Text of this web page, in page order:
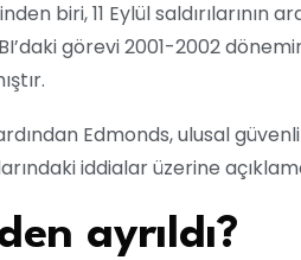
biri, 11 Eylül saldırılarının
görevi 2001-2002
Edmonds, ulusal
iddialar üzerine
ayrıldı?